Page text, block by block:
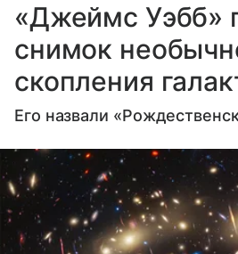
«Джеймс Уэбб»
снимок
скопления
Его назвали